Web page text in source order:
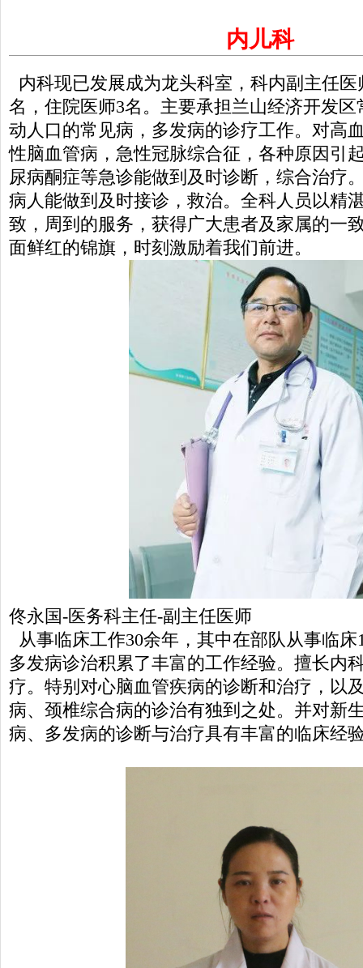
内儿科
内科现已发展成为龙头科室，科内副主任
名，住院医师3名。主要承担兰山经济开发
动人口的常见病，多发病的诊疗工作。对高
性脑血管病，急性冠脉综合征，各种原因引
尿病酮症等急诊能做到及时诊断，综合治疗
病人能做到及时接诊，救治。全科人员以精
致，周到的服务，获得广大患者及家属的一
面鲜红的锦旗，时刻激励着我们前进。
佟永国-医务科主任-副主任医师
从事临床工作30余年，其中在部队从事临
多发病诊治积累了丰富的工作经验。擅长内
疗。特别对心脑血管疾病的诊断和治疗，以
病、颈椎综合病的诊治有独到之处。并对新
病、多发病的诊断与治疗具有丰富的临床经